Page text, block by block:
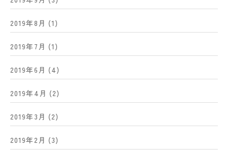
2019年8月 (1)
2019年7月 (1)
2019年6月 (4)
2019年4月 (2)
2019年3月 (2)
2019年2月 (3)